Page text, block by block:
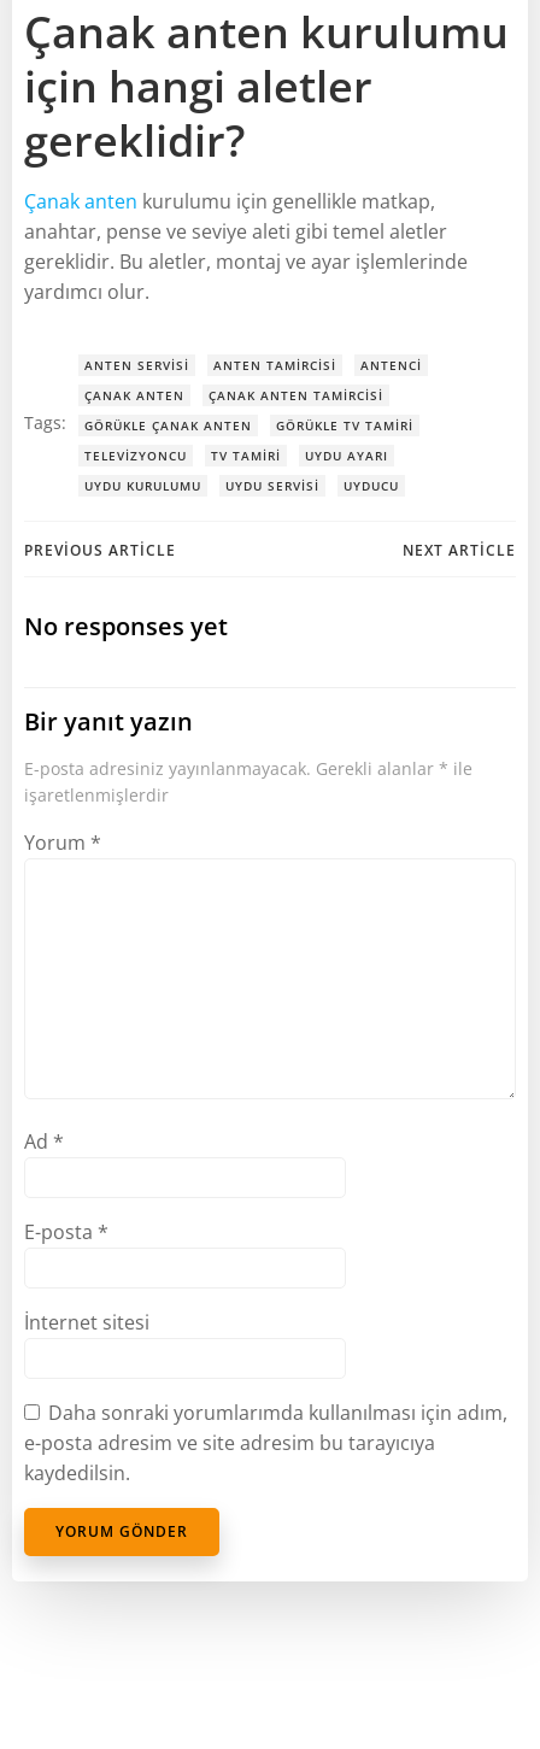
Çanak anten kurulumu
için hangi aletler
gereklidir?
Çanak anten kurulumu için genellikle matkap,
anahtar, pense ve seviye aleti gibi temel aletler
gereklidir. Bu aletler, montaj ve ayar işlemlerinde
yardımcı olur.
Tags:
ANTEN SERVISI ANTEN TAMIRCISI
ANTENCI
ÇANAK ANTEN
ÇANAK ANTEN TAMIRCISI
GÖRÜKLE ÇANAK ANTEN
GÖRÜKLE TV TAMIRI
TELEVIZYONCU
TV TAMIRI
UYDU AYARI
UYDU KURULUMU
UYDU SERVISI UYDUCU
Post
navigation
PREVIOUS ARTICLE NEXT ARTICLE
No responses yet
Bir yanıt yazın
E-posta adresiniz yayınlanmayacak. Gerekli alanlar * ile
işaretlenmişlerdir
Yorum *
Ad *
E-posta *
İnternet sitesi
Daha sonraki yorumlarımda kullanılması için adım,
e-posta adresim ve site adresim bu tarayıcıya
kaydedilsin.